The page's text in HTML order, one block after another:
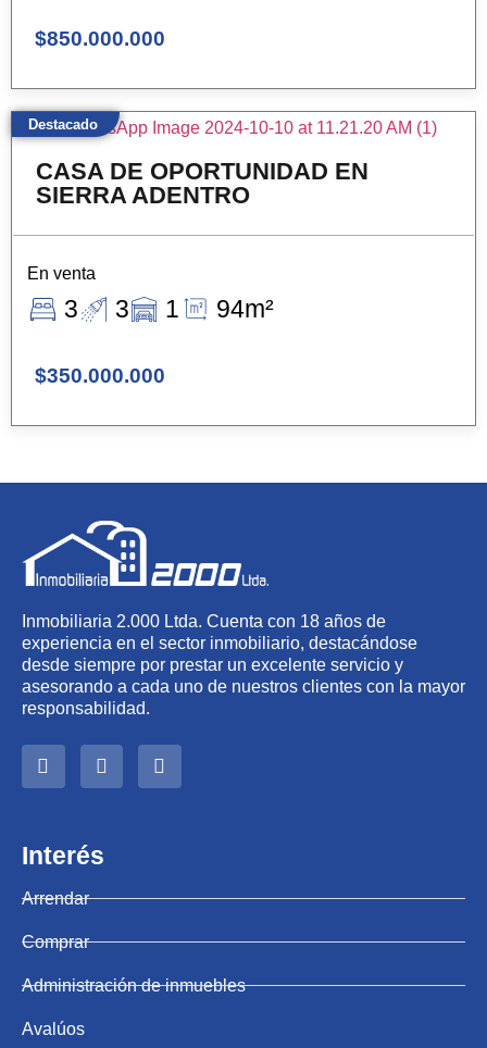
$850.000.000
CASA DE OPORTUNIDAD EN
SIERRA ADENTRO
En venta
3 3 1 94m²
$350.000.000
Destacado
Inmobiliaria 2.000 Ltda. Cuenta con 18 años de
experiencia en el sector inmobiliario, destacándose
desde siempre por prestar un excelente servicio y
asesorando a cada uno de nuestros clientes con la mayor
responsabilidad.
Interés
Arrendar
Comprar
Administración de inmuebles
Avalúos